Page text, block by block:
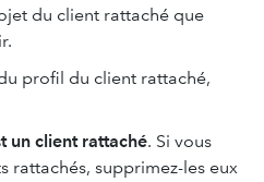
du client rattaché que
profil du client rattaché,
un client rattaché. Si vous
rattachés, supprimez-les eux